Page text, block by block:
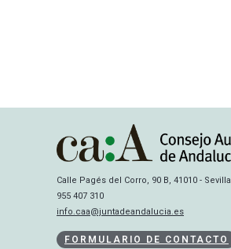
Calle Pagés del Corro, 90 B, 41010 - Sevilla
955 407 310
info.caa@juntadeandalucia.es
FORMULARIO DE CONTACTO